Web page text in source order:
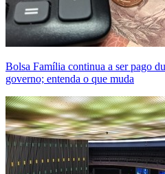
Bolsa Família continua a ser pago
governo; entenda o que muda